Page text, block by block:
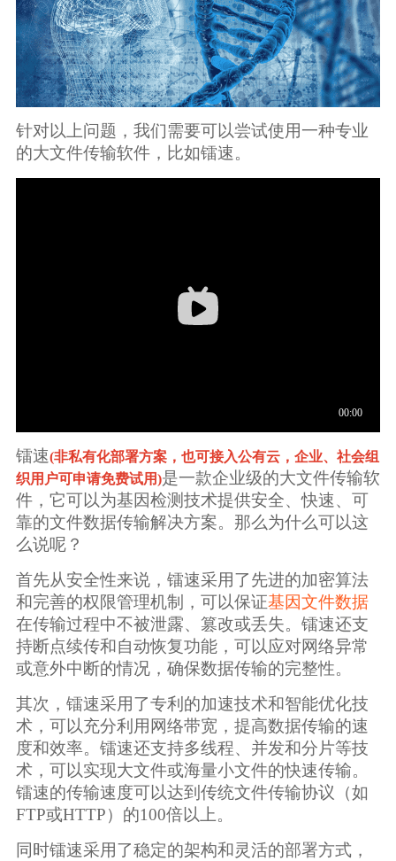
针对以上问题，我们需要可以尝试使用一种专业
的大文件传输软件，比如镭速。
镭速(非私有化部署方案，也可接入公有云，企业、社会组
织用户可申请免费试用)是一款企业级的大文件传输软
件，它可以为基因检测技术提供安全、快速、可
靠的文件数据传输解决方案。那么为什么可以这
么说呢？
首先从安全性来说，镭速采用了先进的加密算法
和完善的权限管理机制，可以保证基因文件数据
在传输过程中不被泄露、篡改或丢失。镭速还支
持断点续传和自动恢复功能，可以应对网络异常
或意外中断的情况，确保数据传输的完整性。
其次，镭速采用了专利的加速技术和智能优化技
术，可以充分利用网络带宽，提高数据传输的速
度和效率。镭速还支持多线程、并发和分片等技
术，可以实现大文件或海量小文件的快速传输。
镭速的传输速度可以达到传统文件传输协议（如
FTP或HTTP）的100倍以上。
同时镭速采用了稳定的架构和灵活的部署方式，